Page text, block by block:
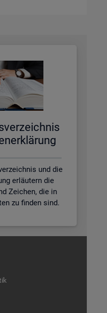
und die
erläutern die
Zeichen, die in
zu finden sind.